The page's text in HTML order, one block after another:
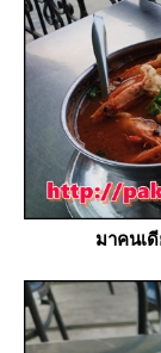
มาคนเ